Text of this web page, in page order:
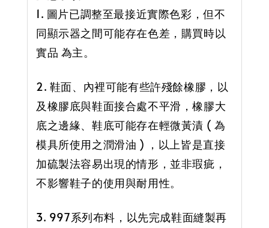
1. 圖片已調整至最接近實際色彩，但不
同顯示器之間可能存在色差，購買時以
實品 為主。
2. 鞋面、內裡可能有些許殘餘橡膠，以
及橡膠底與鞋面接合處不平滑，橡膠大
底之邊緣、鞋底可能存在輕微黃漬 ( 為
模具所使用之潤滑油 ) ，以上皆是直接
加硫製法容易出現的情形，並非瑕疵，
不影響鞋子的使用與耐用性。
3. 997系列布料，以先完成鞋面縫製再